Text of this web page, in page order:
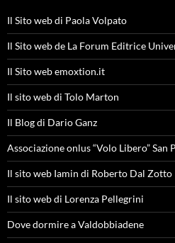
Il Sito web di Paola Volpato
Il Sito web de La Forum Editrice
Il Sito web emoxtion.it
Il sito web di Tolo Marton
Il Blog di Dario Ganz
Associazione onlus “Volo Libero” San
Il sito web Iamin di Roberto Dal Zotto
Il sito web di Lorenza Pellegrini
Dove dormire a Valdobbiadene